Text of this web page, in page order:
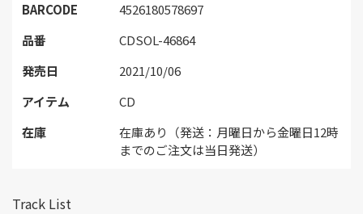
BARCODE
4526180578697
品番
CDSOL-46864
発売日
2021/10/06
アイテム
CD
在庫
在庫あり（発送：月曜日から金曜日12時
までのご注文は当日発送）
Track List